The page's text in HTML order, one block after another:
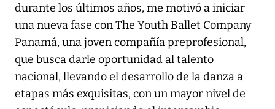
durante los últimos años, me motivó a iniciar
una nueva fase con The Youth Ballet Company
Panamá, una joven compañía preprofesional,
que busca darle oportunidad al talento
nacional, llevando el desarrollo de la danza a
etapas más exquisitas, con un mayor nivel de